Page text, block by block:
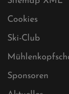
Datenschutz
Impressum